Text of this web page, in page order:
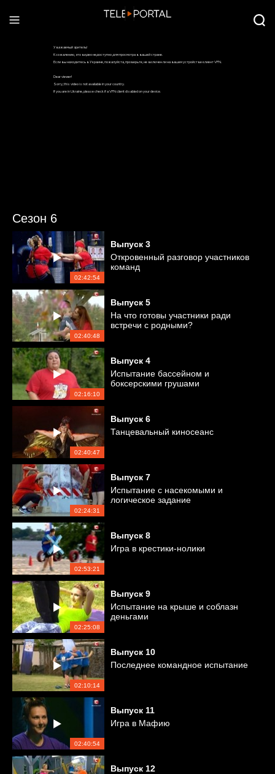
Сезон 6
02:42:54
Выпуск 3
Откровенный разговор участников
команд
02:40:48
Выпуск 5
На что готовы участники ради
встречи с родными?
02:16:10
Выпуск 4
Испытание бассейном и
боксерскими грушами
02:40:47
Выпуск 6
Танцевальный киносеанс
02:24:31
Выпуск 7
Испытание с насекомыми и
логическое задание
02:53:21
Выпуск 8
Игра в крестики-нолики
02:25:08
Выпуск 9
Испытание на крыше и соблазн
деньгами
02:10:14
Выпуск 10
Последнее командное испытание
02:40:54
Выпуск 11
Игра в Мафию
Выпуск 12